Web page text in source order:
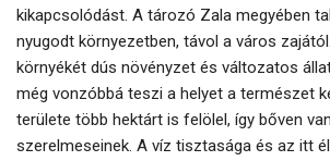
kikapcsolódást. A tározó Zala megyében
nyugodt környezetben, távol a város
környékét dús növényzet és változatos
még vonzóbbá teszi a helyet a természet
területe több hektárt is felölel, így bőven
szerelmeseinek. A víz tisztasága és az itt